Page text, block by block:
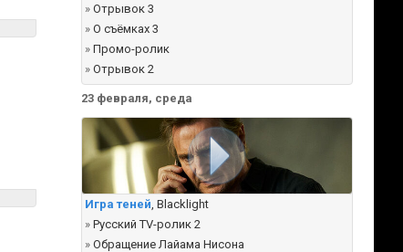
» Отрывок 3
» О съёмках 3
» Промо-ролик
» Отрывок 2
23 февраля, среда
Игра теней, Blacklight
» Русский TV-ролик 2
» Обращение Лайама Нисона